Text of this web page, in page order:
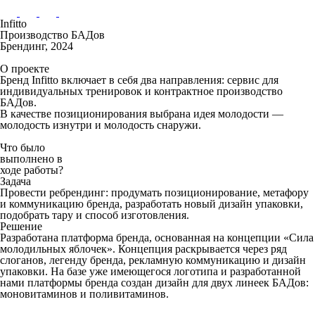
Infitto
Производство БАДов
Брендинг, 2024
О проекте
Бренд Infitto включает в себя два направления: сервис для
индивидуальных тренировок и контрактное производство
БАДов.
В качестве позиционирования выбрана идея молодости —
молодость изнутри и молодость снаружи.
Что было
выполнено в
ходе работы?
Задача
Провести ребрендинг: продумать позиционирование, метафору
и коммуникацию бренда, разработать новый дизайн упаковки,
подобрать тару и способ изготовления.
Решение
Разработана платформа бренда, основанная на концепции «Сила
молодильных яблочек». Концепция раскрывается через ряд
слоганов, легенду бренда, рекламную коммуникацию и дизайн
упаковки. На базе уже имеющегося логотипа и разработанной
нами платформы бренда создан дизайн для двух линеек БАДов:
моновитаминов и поливитаминов.